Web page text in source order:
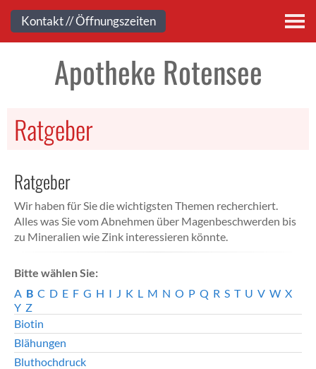
Kontakt
Apotheke Rotensee
Ratgeber
Ratgeber
Wir haben für Sie die wichtigsten Themen recherchiert.
Alles was Sie vom Abnehmen über Magenbeschwerden bis
zu Mineralien wie Zink interessieren könnte.
Bitte wählen Sie:
A B C D E F G H I J K L M N O P Q R S T U V W X
Y Z
Biotin
Blähungen
Bluthochdruck
Kontakt // Öffnungszeiten